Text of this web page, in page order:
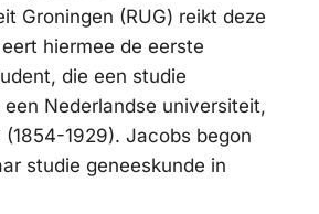
Groningen (RUG) reikt deze
hiermee de eerste
die een studie
Nederlandse universiteit,
1929). Jacobs begon
studie geneeskunde in